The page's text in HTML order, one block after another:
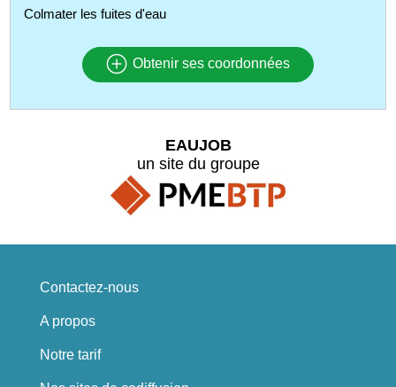
Colmater les fuites d'eau
Obtenir ses coordonnées
EAUJOB
un site du groupe
Contactez-nous
A propos
Notre tarif